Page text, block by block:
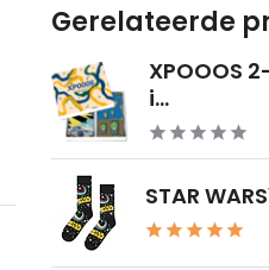
Gerelateerde
XPOOOS
i...
STAR